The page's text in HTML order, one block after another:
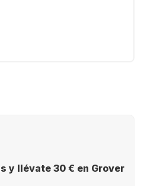
y llévate 30 € en Grover